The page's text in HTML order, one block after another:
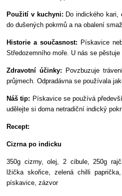
Použití v kuchyni: Do indického kari,
do dušených pokrmů a na obalení
Historie a současnost: Pískavice
Středozemního moře. U nás se pěstuje
Zdravotní účinky: Povzbuzuje
průjmech. Odpradávna se používala
Náš tip: Pískavice se používá
udělejte si doma netradiční indický
Recept:
Cizrna po indicku
350g cizrny, olej, 2 cibule, 250g
lžička skořice, zelená chilli
pískavice, zázvor